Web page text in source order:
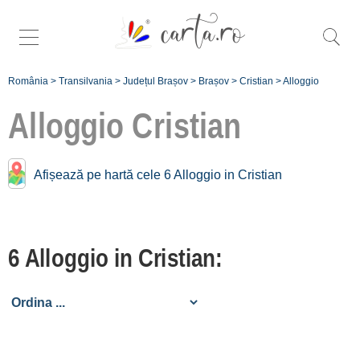
România > Transilvania > Județul Brașov > Brașov > Cristian >Alloggio
Alloggio Cristian
Afișează pe hartă cele 6 Alloggio in Cristian
6 Alloggio in Cristian:
Alloggio vicino a
Cristian:
[1 offers a 5.1 km]
[7 offers a 6.5 km]